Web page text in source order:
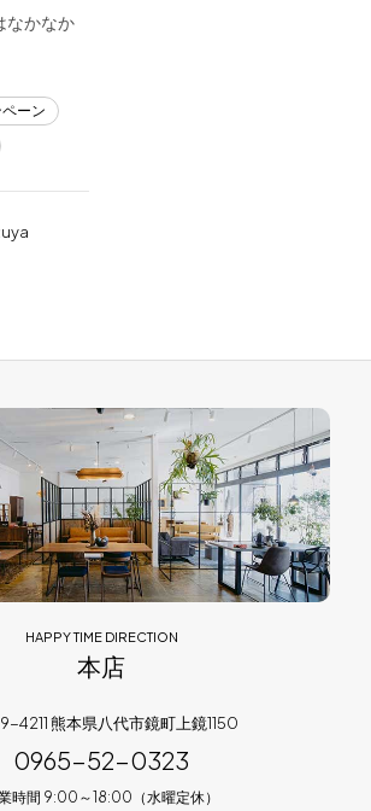
なかなか
ーン
HAPPY TIME DIRECTION
本店
4211 熊本県八代市鏡町上鏡1150
0965-52-0323
時間 9:00～18:00（水曜定休）